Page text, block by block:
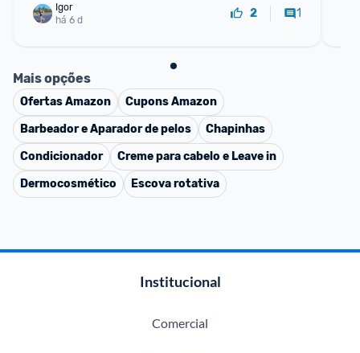
Igor
há 6 d
2 1
Mais opções
OfertasAmazon CuponsAmazon
Barbeador e Aparador de pelos
Chapinhas
Condicionador
Creme para cabelo e Leave in
Dermocosmético
Escova rotativa
Institucional
Comercial